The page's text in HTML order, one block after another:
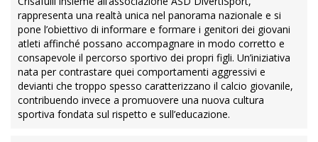
rappresenta una realtà unica nel panorama nazionale e si
pone l’obiettivo di informare e formare i genitori dei giovani
atleti affinché possano accompagnare in modo corretto e
consapevole il percorso sportivo dei propri figli. Un’iniziativa
nata per contrastare quei comportamenti aggressivi e
devianti che troppo spesso caratterizzano il calcio giovanile,
contribuendo invece a promuovere una nuova cultura
sportiva fondata sul rispetto e sull’educazione.